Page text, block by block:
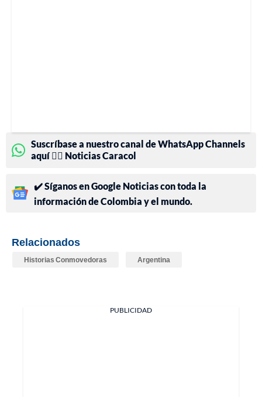
Suscríbase a nuestro canal de WhatsApp Channels
aquí 👉🏻 Noticias Caracol
✔️ Síganos en Google Noticias con toda la
información de Colombia y el mundo.
Relacionados
Historias Conmovedoras Argentina
PUBLICIDAD